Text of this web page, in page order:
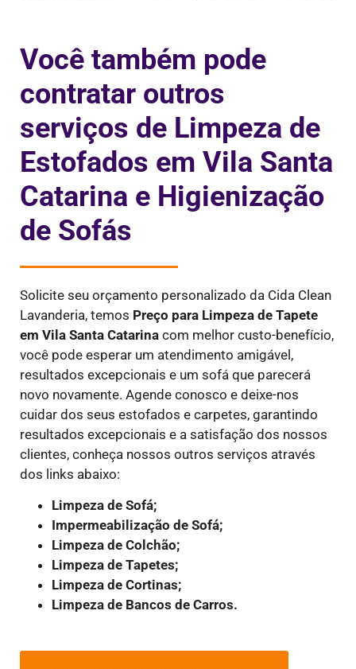
Você também pode
contratar outros
serviços de Limpeza de
Estofados em Vila Santa
Catarina e Higienização
de Sofás
Solicite seu orçamento personalizado da Cida Clean
Lavanderia, temos Preço para Limpeza de Tapete
em Vila Santa Catarina com melhor custo-benefício,
você pode esperar um atendimento amigável,
resultados excepcionais e um sofá que parecerá
novo novamente. Agende conosco e deixe-nos
cuidar dos seus estofados e carpetes, garantindo
resultados excepcionais e a satisfação dos nossos
clientes, conheça nossos outros serviços através
dos links abaixo:
Limpeza de Sofá;
Impermeabilização de Sofá;
Limpeza de Colchão;
Limpeza de Tapetes;
Limpeza de Cortinas;
Limpeza de Bancos de Carros.